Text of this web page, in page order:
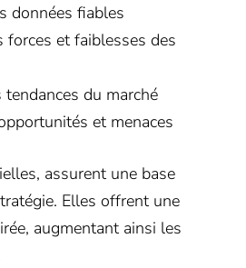
données fiables
forces et faiblesses des
du marché
et menaces
assurent une base
Elles offrent une
augmentant ainsi les